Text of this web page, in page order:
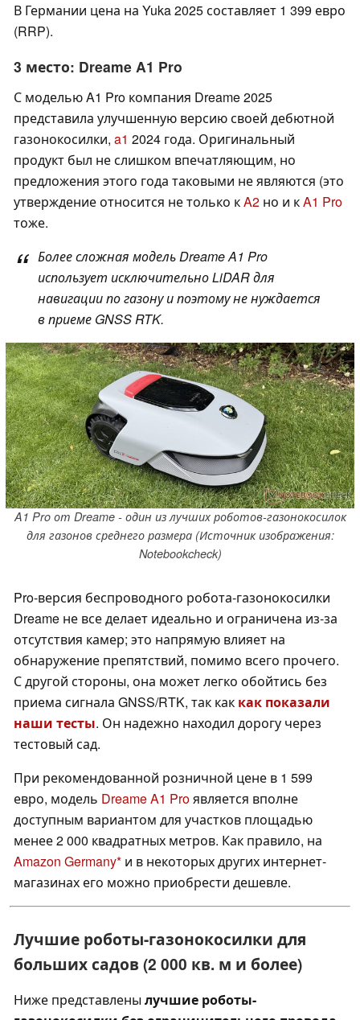
В Германии цена на Yuka 2025 составляет 1 399 евро
(RRP).
3 место: Dreame A1 Pro
С моделью A1 Pro компания Dreame 2025
представила улучшенную версию своей дебютной
газонокосилки, a1 2024 года. Оригинальный
продукт был не слишком впечатляющим, но
предложения этого года таковыми не являются (это
утверждение относится не только кA2 но и кA1 Pro
тоже.
Более сложная модель Dreame A1 Pro
использует исключительно LiDAR для
навигации по газону и поэтому не нуждается
в приеме GNSS RTK.
A1 Pro от Dreame - один из лучших роботов-газонокосилок
для газонов среднего размера (Источник изображения:
Notebookcheck)
Pro-версия беспроводного робота-газонокосилки
Dreame не все делает идеально и ограничена из-за
отсутствия камер; это напрямую влияет на
обнаружение препятствий, помимо всего прочего.
С другой стороны, она может легко обойтись без
приема сигнала GNSS/RTK, так как как показали
наши тесты. Он надежно находил дорогу через
тестовый сад.
При рекомендованной розничной цене в 1 599
евро, модель Dreame A1 Proявляется вполне
доступным вариантом для участков площадью
менее 2 000 квадратных метров. Как правило, на
Amazon Germany и в некоторых других интернет-
магазинах его можно приобрести дешевле.
Лучшие роботы-газонокосилки для
больших садов (2 000 кв. м и более)
Ниже представлены лучшие роботы-